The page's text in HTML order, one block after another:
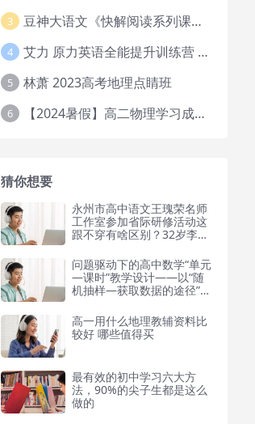
3 豆神大语文《快解阅读系列课教程完整》
4 艾力 原力英语全能提升训练营 151G网课大合集
5 林萧 2023高考地理点睛班
6 【2024暑假】高二物理学习成长与规划系统1期
猜你想要
永州市高中语文王瑰荣名师
工作室参加省际研修活动这
跟不穿有啥区别？32岁李梦
直呼太大胆
问题驱动下的高中数学“单元
—课时”教学设计——以“随
机抽样—获取数据的途径”为
高一用什么地理教辅资料比
较好 哪些值得买
最有效的初中学习六大方
法，90%的尖子生都是这么
做的